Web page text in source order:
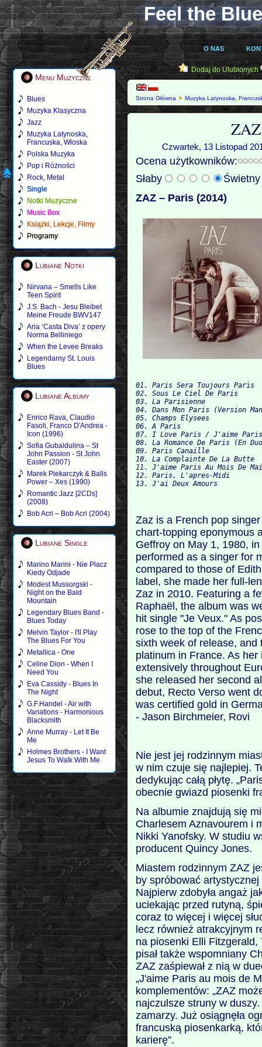
Feel the
O NAS
Menu Muzyczne
Blues
Muzyka Klasyczna
Jazz
Muzyka Latynoska,
Francuska, Włoska
Polska Muzyka
Pop i Różności
Rock, Metal
Single
Notki Muzyczne
Music Box
Książki, Lekcje, Filmy
Programy
Lubiane Notki
Nirvana – Smells Like
Teen Spirit
J.S. Bach - Jesu Bleibet
Meine Freude BWV147
Aria ‘Casta Diva’ z opery
Norma Belliniego
When the Levee Breaks
Legendarny St. Louis
Blues
Lubiane Albumy
Enrico Rava, Claudio
Fasoli, Franco D'Andrea -
Icon (1996)
Sofia Gubaidulina – St
John Passion - St John
Easter (2007)
Marek Piekarczyk & Balls
Power – Xes (1990)
Romantic Jazz [2CDs]
(2008)
Bob Acri – Bob Acri (2004)
Lubiane Single
Marino Marini - Nie Placz
Kiedy Odjade
Modest Mussorgski -
Night on the Bald
Mountain
Legendary Blues Band -
Blues Today
Melvin Taylor - I'll Play
The Blues For You
Metallica - One
Celine Dion - When I
Need You
Eva Cassidy - Blues In
The Night
G.F.Handel - Air with
Variations - Harmonious
Blacksmith
Anne Murray - Let It Be
Me
Holmes Brothers - I Want
Jesus To Walk With Me
Dodaj do Ulubionych
Strona Główna Muzyka Latynoska,
Czwartek, 13 Listopad
Ocena użytkowników:
Słaby
ZAZ – Paris (2014)
01. Paris Sera Toujours Paris
02. Sous Le Ciel De Paris
03. La Parisienne
04. Dans Mon Paris (Version
05. Champs Elysees
06. A Paris
07. I Love Paris / J'aime Paris
08. La Romance De Paris (En
09. Paris Canaille
10. La Complainte De La Butte
11. J'aime Paris Au Mois De
12. Paris, L'apres-Midi
Zaz is a French pop
chart-topping eponymous
Geffroy on May 1, 1980,
performed as a singer for
compared to those of
label, she made her full-
Zaz in 2010. Featuring a
Raphaël, the album was
hit single "Je Veux." As
rose to the top of the
sixth week of release,
platinum in France. As
extensively throughout
she released her second
debut, Recto Verso went
was certified gold in
- Jason Birchmeier, Rovi
Nie jest jej rodzinnym
w nim czuje się najlepiej.
dedykując całą płytę.
obecnie gwiazd piosenki
Na albumie znajdują się
Charlesem Aznavourem i
Nikki Yanofsky. W studiu
producent Quincy Jones.
Miastem rodzinnym ZAZ
by spróbować
Najpierw zdobyła angaż
uciekając przed rutyną,
coraz to więcej i więcej
lecz również atrakcyjnym
na piosenki Elli
pisał także wspomniany
ZAZ zaśpiewał z nią w
„J'aime Paris au mois de
komplementów: „ZAZ
najczulsze struny w
zamarzy. Już osiągnęła
francuską piosenkarką,
karierę”.